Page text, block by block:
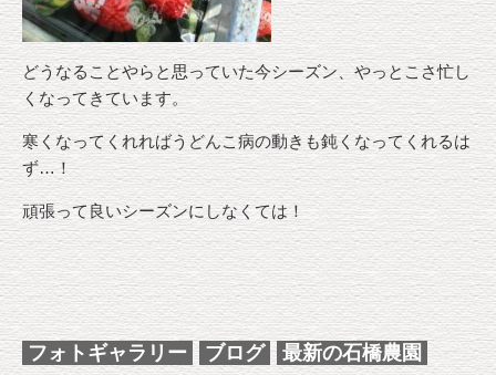
どうなることやらと思っていた今シーズン、やっとこさ忙し
くなってきています。
寒くなってくれればうどんこ病の動きも鈍くなってくれるは
ず…！
頑張って良いシーズンにしなくては！
フォトギャラリー ブログ 最新の石橋農園